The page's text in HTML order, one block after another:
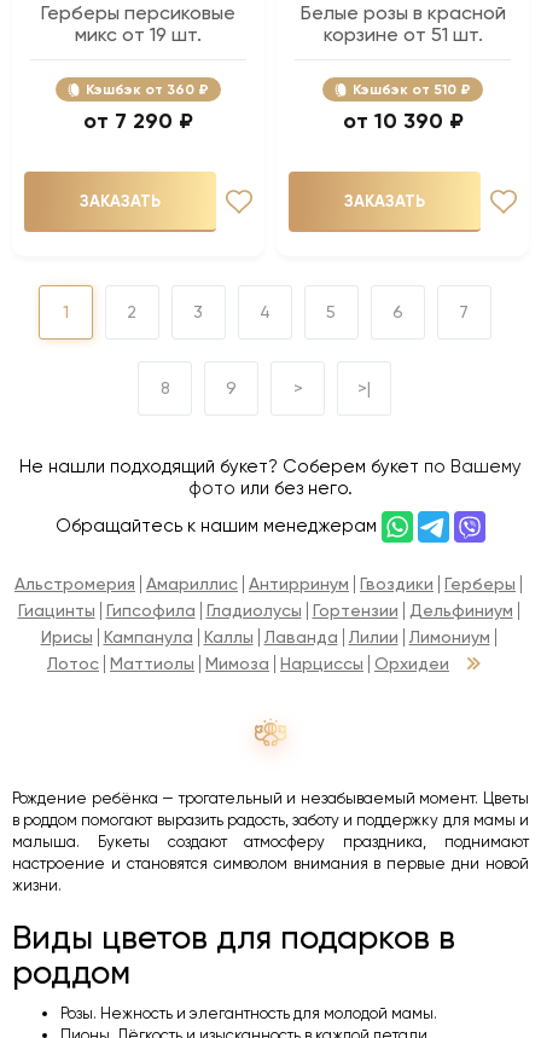
Герберы персиковые
микс от 19 шт.
Кэшбэк 360 ₽
7 290 ₽
ЗАКАЗАТЬ
Белые розы в красной
корзине от 51 шт.
Кэшбэк 510 ₽
10 390 ₽
ЗАКАЗАТЬ
1 2 3 4 5 6 7
8 9 > >|
Не нашли подходящий букет? Соберем букет по Вашему
фото или без него.
Обращайтесь к нашим менеджерам
Альстромерия Амариллис Антирринум Гвоздики
Герберы
Гиацинты
Гипсофила Гладиолусы Гортензии
Дельфиниум
Ирисы
Кампанула Каллы Лаванда Лилии
Лимониум
Лотос Маттиолы Мимоза Нарциссы Орхидеи
Рождение ребёнка — трогательный и незабываемый момент. Цветы
в роддом помогают выразить радость, заботу и поддержку для мамы и
малыша. Букеты создают атмосферу праздника, поднимают
настроение и становятся символом внимания в первые дни новой
жизни.
Виды цветов для подарков в
роддом
Розы. Нежность и элегантность для молодой мамы.